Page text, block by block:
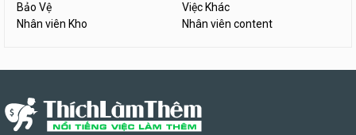
Bảo Vệ
Việc Khác
Nhân viên Kho
Nhân viên content